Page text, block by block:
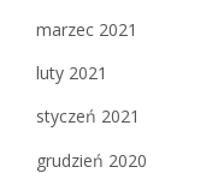
marzec 2021
luty 2021
styczeń 2021
grudzień 2020